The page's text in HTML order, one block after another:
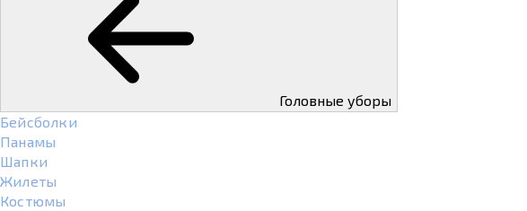
Головные уборы
Бейсболки
Панамы
Шапки
Жилеты
Костюмы